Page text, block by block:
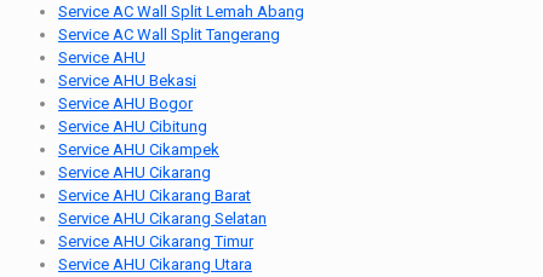
Service AC Wall Split Lemah Abang
Service AC Wall Split Tangerang
Service AHU
Service AHU Bekasi
Service AHU Bogor
Service AHU Cibitung
Service AHU Cikampek
Service AHU Cikarang
Service AHU Cikarang Barat
Service AHU Cikarang Selatan
Service AHU Cikarang Timur
Service AHU Cikarang Utara